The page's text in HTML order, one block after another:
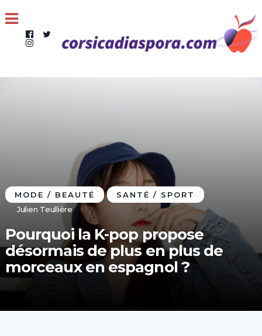
MODE / BEAUTÉ
SANTÉ / SPORT
Julien Teullière
Pourquoi la K-pop propose
désormais de plus en plus de
morceaux en espagnol ?